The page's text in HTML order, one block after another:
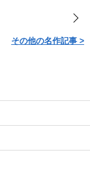
その他の名作記事 >